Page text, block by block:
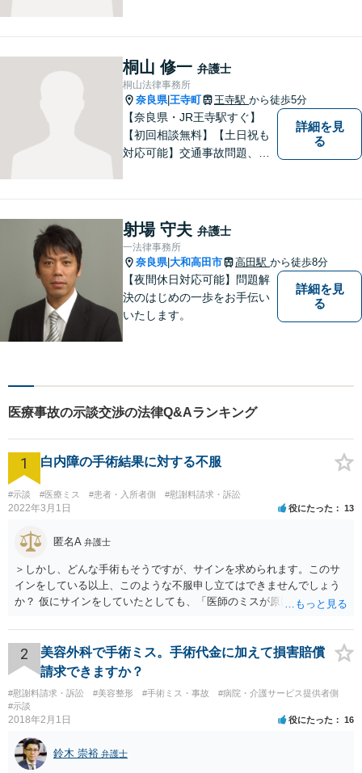
対応します。【夜間／休日対
応可】法律トラブルでお悩み
の方は、お気軽にご相談くだ
さい。
桐山 修一 弁護士
桐山法律事務所
奈良県|王寺町 王寺駅 から徒歩5分
【奈良県・JR王寺駅すぐ】
【初回相談無料】【土日祝も
対応可能】交通事故問題、遺
提供しています。
詳細を見
る
射場 守夫 弁護士
一法律事務所
奈良県|大和高田市 高田駅 から徒歩8分
【夜間休日対応可能】問題解
決のはじめの一歩をお手伝い
いたします。
詳細を見
る
医療事故の示談交渉の法律Q&Aランキング
1 白内障の手術結果に対する不服
#示談 #医療ミス #患者・入所者側 #慰謝料請求・訴訟
2022年3月1日 役にたった 13
匿名A 弁護士
＞しかし、どんな手術もそうですが、サインを求められます。このサ
インをしている以上、このような不服申し立てはできませんでしょう
か？ 仮にサインをしていたとしても、「医師のミスが原因で老眼がひ
眼が悪化することがあるにもかかわらず、全く説明されなかったよう
な場合」には、請求することは可能です。
2
美容外科で手術ミス。手術代金に加えて損害賠償
請求できますか？
#慰謝料請求・訴訟 #美容整形 #手術ミス・事故
#病院・介護サービス提供者側
#示談
2018年2月1日 役にたった 16
鈴木 崇裕 弁護士